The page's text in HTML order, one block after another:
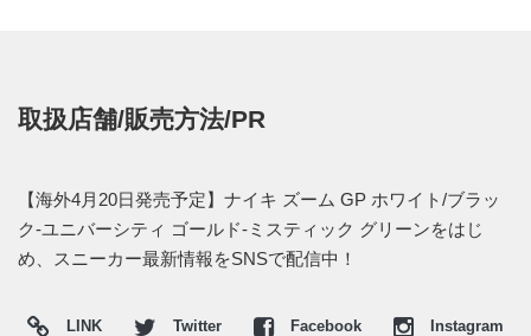
うシュラウドシステムにはラチェットシステムを採用。俊敏
エアを搭載、接地感を高めるなどスピードプレイヤーに向け
たハイスペックモデルとなった。"ALPHA PROJECT"の証"5
つのドット"を刻んだ左右非対称のデザインは発売後20年を
海外では2019年4月20日発売予定。新たな情報がつかめ次
取扱店舗/販売方法/PR
【海外4月20日発売予定】ナイキ ズーム GP ホワイト/ブラッ
ク-ユニバーシティ ゴールド-ミスティック グリーンをはじ
め、スニーカー最新情報をSNSで配信中！
LINK Twitter Facebook Instagram